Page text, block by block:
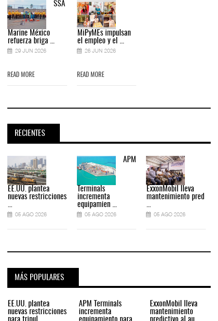
SSA
Marine México
refuerza briga ...
29 JUN 2026
READ MORE
MiPyMEs impulsan
el empleo y el ...
26 JUN 2026
READ MORE
RECIENTES
EE.UU. plantea
nuevas restricciones
...
05 AGO 2026
APM
Terminals
incrementa
equipamien ...
05 AGO 2026
ExxonMobil lleva
mantenimiento pred
...
05 AGO 2026
MÁS POPULARES
EE.UU. plantea
nuevas restricciones
APM Terminals
incrementa
ExxonMobil lleva
mantenimiento